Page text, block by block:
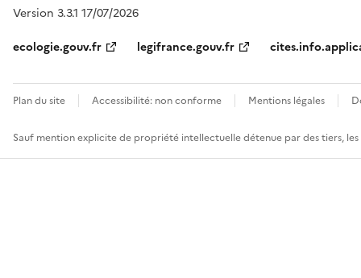
Version 3.3.1 17/07/2026
ecologie.gouv.fr
legifrance.gouv.fr
Plan du site Accessibilité: non conforme Mentions légales
Sauf mention explicite de propriété intellectuelle détenue par des tiers,